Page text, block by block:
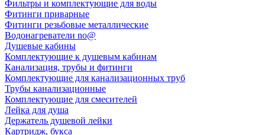
Фильтры и комплектующие для воды
Фитинги приварные
Фитинги резьбовые металлические
Водонагреватели no@
Душевые кабины
Комплектующие к душевым кабинам
Канализация, трубы и фитинги
Комплектующие для канализационных труб
Трубы канализационные
Комплектующие для смесителей
Лейка для душа
Держатель душевой лейки
Картридж, букса